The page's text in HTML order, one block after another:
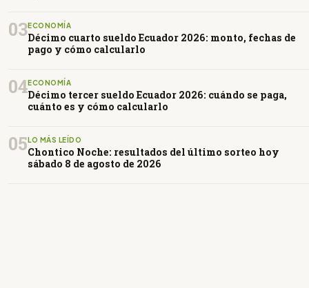
03ECONOMÍA
Décimo cuarto sueldo Ecuador 2026: monto, fechas de
pago y cómo calcularlo
04ECONOMÍA
Décimo tercer sueldo Ecuador 2026: cuándo se paga,
cuánto es y cómo calcularlo
05 LO MÁS LEÍDO
Chontico Noche: resultados del último sorteo hoy
sábado 8 de agosto de 2026